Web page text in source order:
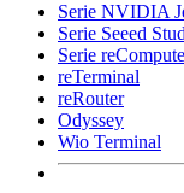
Serie NVIDIA
Serie Seeed
Serie
reTerminal
reRouter
Odyssey
Wio Terminal